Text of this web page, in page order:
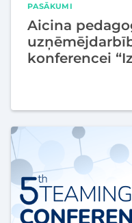
PASĀKUMI
Aicina
konferencei